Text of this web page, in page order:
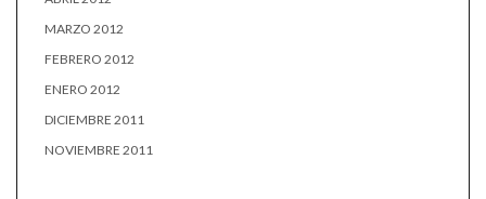
MARZO 2012
FEBRERO 2012
ENERO 2012
DICIEMBRE 2011
NOVIEMBRE 2011